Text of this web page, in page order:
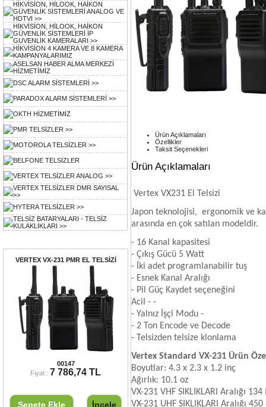
HİKVİSİON, HİLOOK, HAİKON
GÜVENLİK SİSTEMLERİ ANALOG VE
HDTVI >>
HİKVİSİON, HİLOOK, HAİKON
GÜVENLİK SİSTEMLERİ İP
GUVENLİK KAMERALARI >>
HİKVİSİON 4 KAMERA VE 8 KAMERA
KAMPANYALARIMIZ
ASELSAN HABER ALMA MERKEZİ
HİZMETİMİZ
DSC ALARM SİSTEMLERİ >>
PARADOX ALARM SİSTEMLERİ >>
OKTH HİZMETİMİZ
PMR TELSİZLER >>
MOTOROLA TELSİZLER >>
BELFONE TELSİZLER
VERTEX TELSİZLER ANALOG >>
VERTEX TELSİZLER DMR SAYISAL
>>
HYTERA TELSİZLER >>
TELSİZ BATARYALARI - TELSİZ
KULAKLIKLARI >>
VERTEX VX-231 PMR EL TELSİZİ
00147
Fiyat : 7 786,74 TL
Sepete Ekle İncele
Ürün Açıklamaları
Özellikler
Taksit Seçenekleri
Ürün Açıklamaları
Vertex VX231 El Telsizi
Japon teknolojisi, ergonomik ve
arasında en çok satılan modeldir.
- 16 Kanal kapasitesi
- Çıkış Gücü 5 Watt
- İki adet programlanabilir tuş
- Esnek Kanal Aralığı
- Pil Güç Kaydet seçeneğini
Acil - -
​​- Yalnız İşçi Modu -
- 2 Ton Encode ve Decode
- Telsizden telsize klonlama
Vertex Standard VX-231 Ürün
Boyutlar: 4.3 x 2.3 x 1.2 inç
Ağırlık: 10.1 oz
VX-231 VHF SIKLIKLARI Aralığı
VX-231 UHF SIKLIKLARI Aralığı